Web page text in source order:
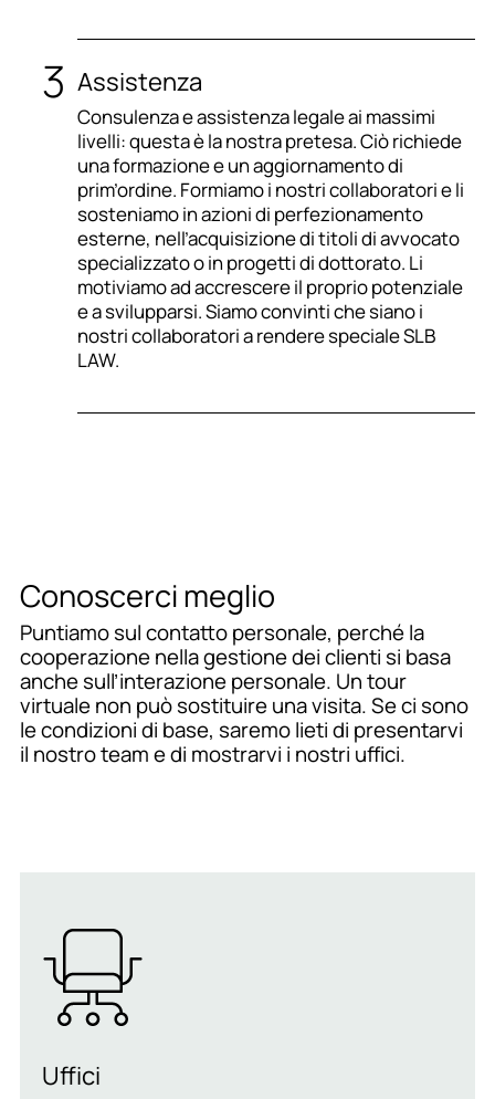
Assistenza
Consulenza e assistenza legale ai massimi
livelli: questa è la nostra pretesa. Ciò richiede
una formazione e un aggiornamento di
prim’ordine. Formiamo i nostri collaboratori e li
sosteniamo in azioni di perfezionamento
esterne, nell’acquisizione di titoli di avvocato
specializzato o in progetti di dottorato. Li
motiviamo ad accrescere il proprio potenziale
e a svilupparsi. Siamo convinti che siano i
nostri collaboratori a rendere speciale SLB
LAW.
Conoscerci meglio
Puntiamo sul contatto personale, perché la
cooperazione nella gestione dei clienti si basa
anche sull’interazione personale. Un tour
virtuale non può sostituire una visita. Se ci sono
le condizioni di base, saremo lieti di presentarvi
il nostro team e di mostrarvi i nostri uffici.
Uffici